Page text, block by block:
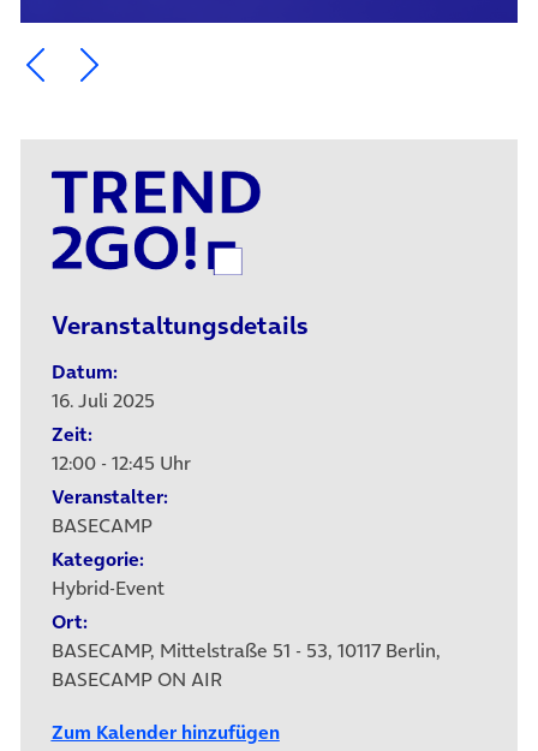
Ein Element zurück blättern
Ein Element weiter blättern
Veranstaltungsdetails
Datum:
16. Juli 2025
Zeit:
12:00 - 12:45 Uhr
Veranstalter:
BASECAMP
Kategorie:
Hybrid-Event
Ort:
BASECAMP, Mittelstraße 51 - 53, 10117 Berlin,
BASECAMP ON AIR
Zum Kalender hinzufügen